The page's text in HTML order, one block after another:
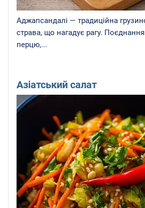
Аджапсандалі — традиційна
страва, що нагадує рагу.
перцю,...
Азіатський салат